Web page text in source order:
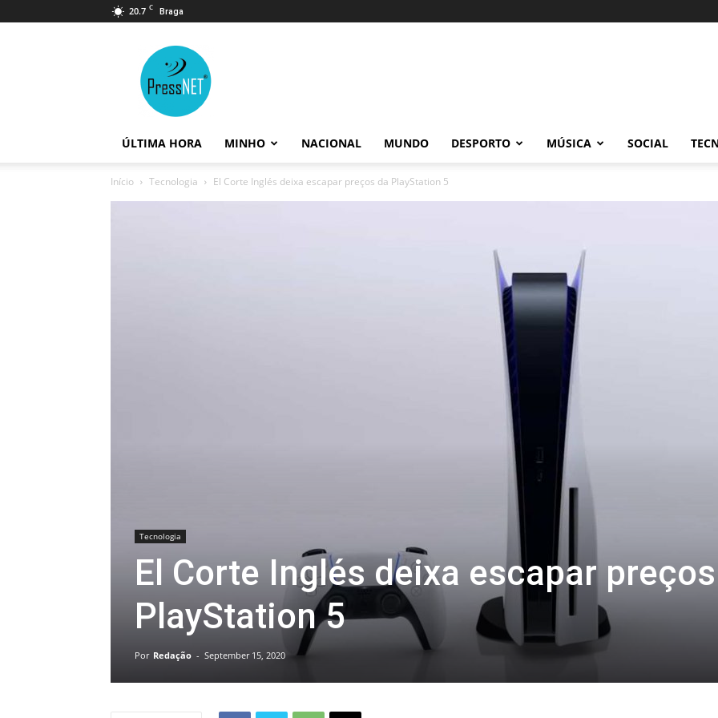
20.7 C Braga
ÚLTIMA HORA MINHO NACIONAL MUNDO DESPORTO MÚSICA SOCIAL
Início Tecnologia El Corte Inglés deixa escapar preços da PlayStation 5
Tecnologia
El Corte Inglés deixa escapar
PlayStation 5
Por Redação - September 15, 2020